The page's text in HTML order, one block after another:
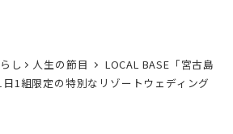
English
検索
し 人生の節目
LOCAL BASE「宮古島
1組限定の特別なリゾートウェディング